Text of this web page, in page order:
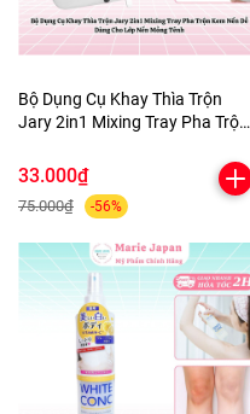
Bộ Dụng Cụ Khay Thìa Trộn
Jary 2in1 Mixing Tray Pha Trộn
Mỏng Tênh
33.000₫
75.000₫ -56%